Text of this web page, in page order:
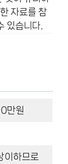
자료를 참
있습니다.
만원
이하므로